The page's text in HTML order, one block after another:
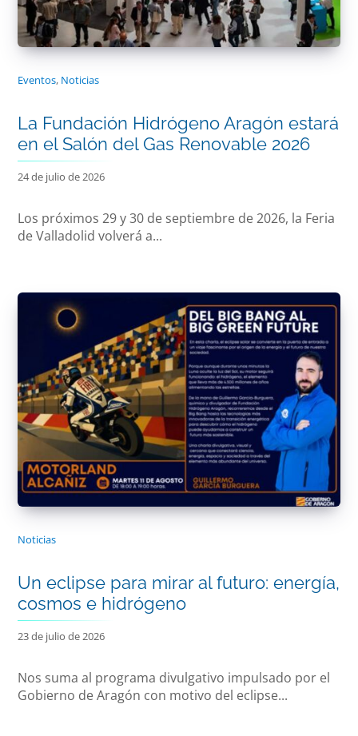
Eventos, Noticias
La Fundación Hidrógeno Aragón estará
en el Salón del Gas Renovable 2026
24 de julio de 2026
Los próximos 29 y 30 de septiembre de 2026, la Feria
de Valladolid volverá a...
Noticias
Un eclipse para mirar al futuro: energía,
cosmos e hidrógeno
23 de julio de 2026
Nos suma al programa divulgativo impulsado por el
Gobierno de Aragón con motivo del eclipse...